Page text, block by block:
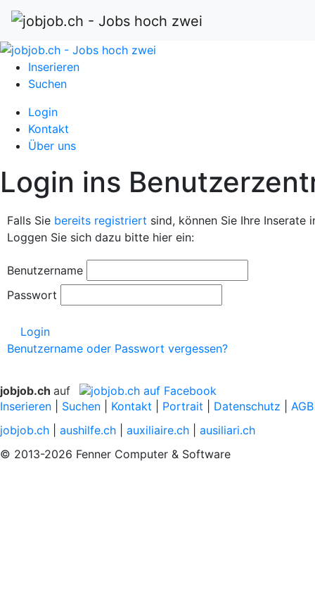
Inserieren
Suchen
Login
Kontakt
Über uns
Login ins
Falls Sie bereits registriert sind, können Sie Ihre Inserate
Loggen Sie sich dazu bitte hier ein:
Benutzername
Passwort
Login
Benutzername oder Passwort vergessen?
jobjob.ch auf
Inserieren
Suchen Kontakt Portrait Datenschutz
AGB
jobjob.ch
aushilfe.ch auxiliaire.ch
ausiliari.ch
© 2013-2026 Fenner Computer & Software